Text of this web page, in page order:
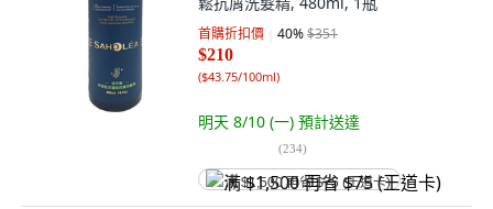
首購折扣價 40%$351
$210
($43.75/100ml)
明天 8/10 (一) 預計送達
(234)
满 $1,500 再省 $75 (王道卡)